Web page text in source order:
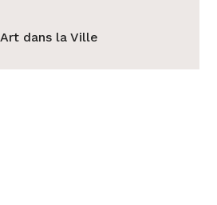
Art dans la Ville